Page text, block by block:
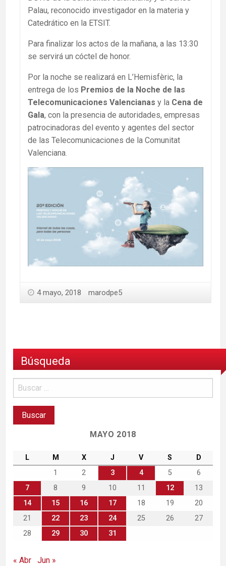
Palau, reconocido investigador en la materia y
Catedrático en la ETSIT.
Para finalizar los actos de la mañana, a las 13:30
se servirá un cóctel de honor.
Por la noche se realizará en L’Hemisfèric, la
entrega de los Premios de la Noche de las
Telecomunicaciones Valencianas y la Cena de
Gala, con la presencia de autoridades, empresas
patrocinadoras del evento y agentes del sector
de las Telecomunicaciones de la Comunitat
Valenciana.
4 mayo, 2018 marodpe5
Búsqueda
MAYO 2018
L M X J V S
D
1
2 3 4 5
6
7
8 9 10 11 12
13
14
15 16 17 18 19
20
21
22 23 24 25 26
27
28
29 30 31
« Abr Jun »